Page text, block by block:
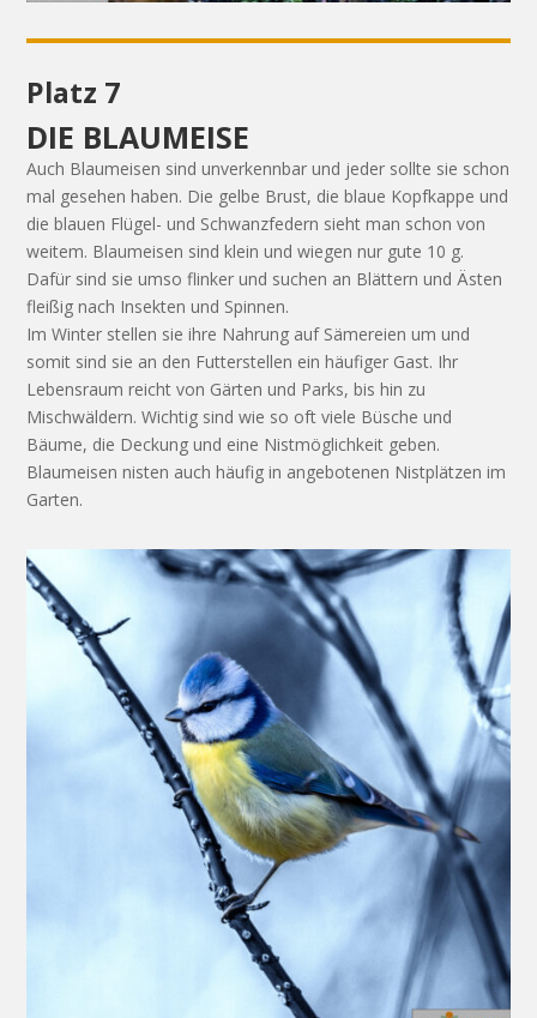
Platz 7
DIE BLAUMEISE
Auch Blaumeisen sind unverkennbar und jeder sollte sie schon
mal gesehen haben. Die gelbe Brust, die blaue Kopfkappe und
die blauen Flügel- und Schwanzfedern sieht man schon von
weitem. Blaumeisen sind klein und wiegen nur gute 10 g.
Dafür sind sie umso flinker und suchen an Blättern und Ästen
fleißig nach Insekten und Spinnen.
Im Winter stellen sie ihre Nahrung auf Sämereien um und
somit sind sie an den Futterstellen ein häufiger Gast. Ihr
Lebensraum reicht von Gärten und Parks, bis hin zu
Mischwäldern. Wichtig sind wie so oft viele Büsche und
Bäume, die Deckung und eine Nistmöglichkeit geben.
Blaumeisen nisten auch häufig in angebotenen Nistplätzen im
Garten.